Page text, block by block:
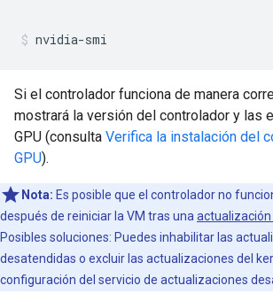
Si el controlador funciona de manera
mostrará la versión del controlador y las
GPU (consulta Verifica la instalación del
GPU).
Nota: Es posible que el controlador no
después de reiniciar la VM tras una
Posibles soluciones: Puedes inhabilitar las
desatendidas o excluir las actualizaciones del
configuración del servicio de actualizaciones